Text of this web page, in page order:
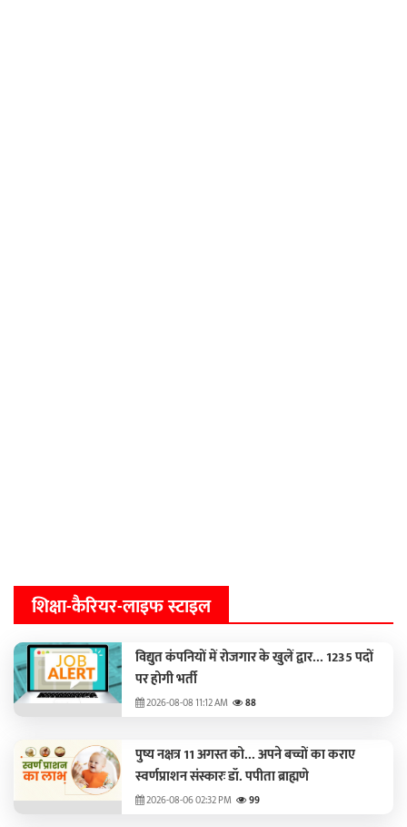
शिक्षा-कैरियर-लाइफ स्टाइल
विद्युत कंपनियों में रोजगार के खुलें द्वार... 1235 पदों
पर होगी भर्ती
2026-08-08 11:12 AM 88
पुष्य नक्षत्र 11 अगस्त को... अपने बच्चों का कराए
स्वर्णप्राशन संस्कारः डॉ. पपीता ब्राह्मणे
2026-08-06 02:32 PM 99